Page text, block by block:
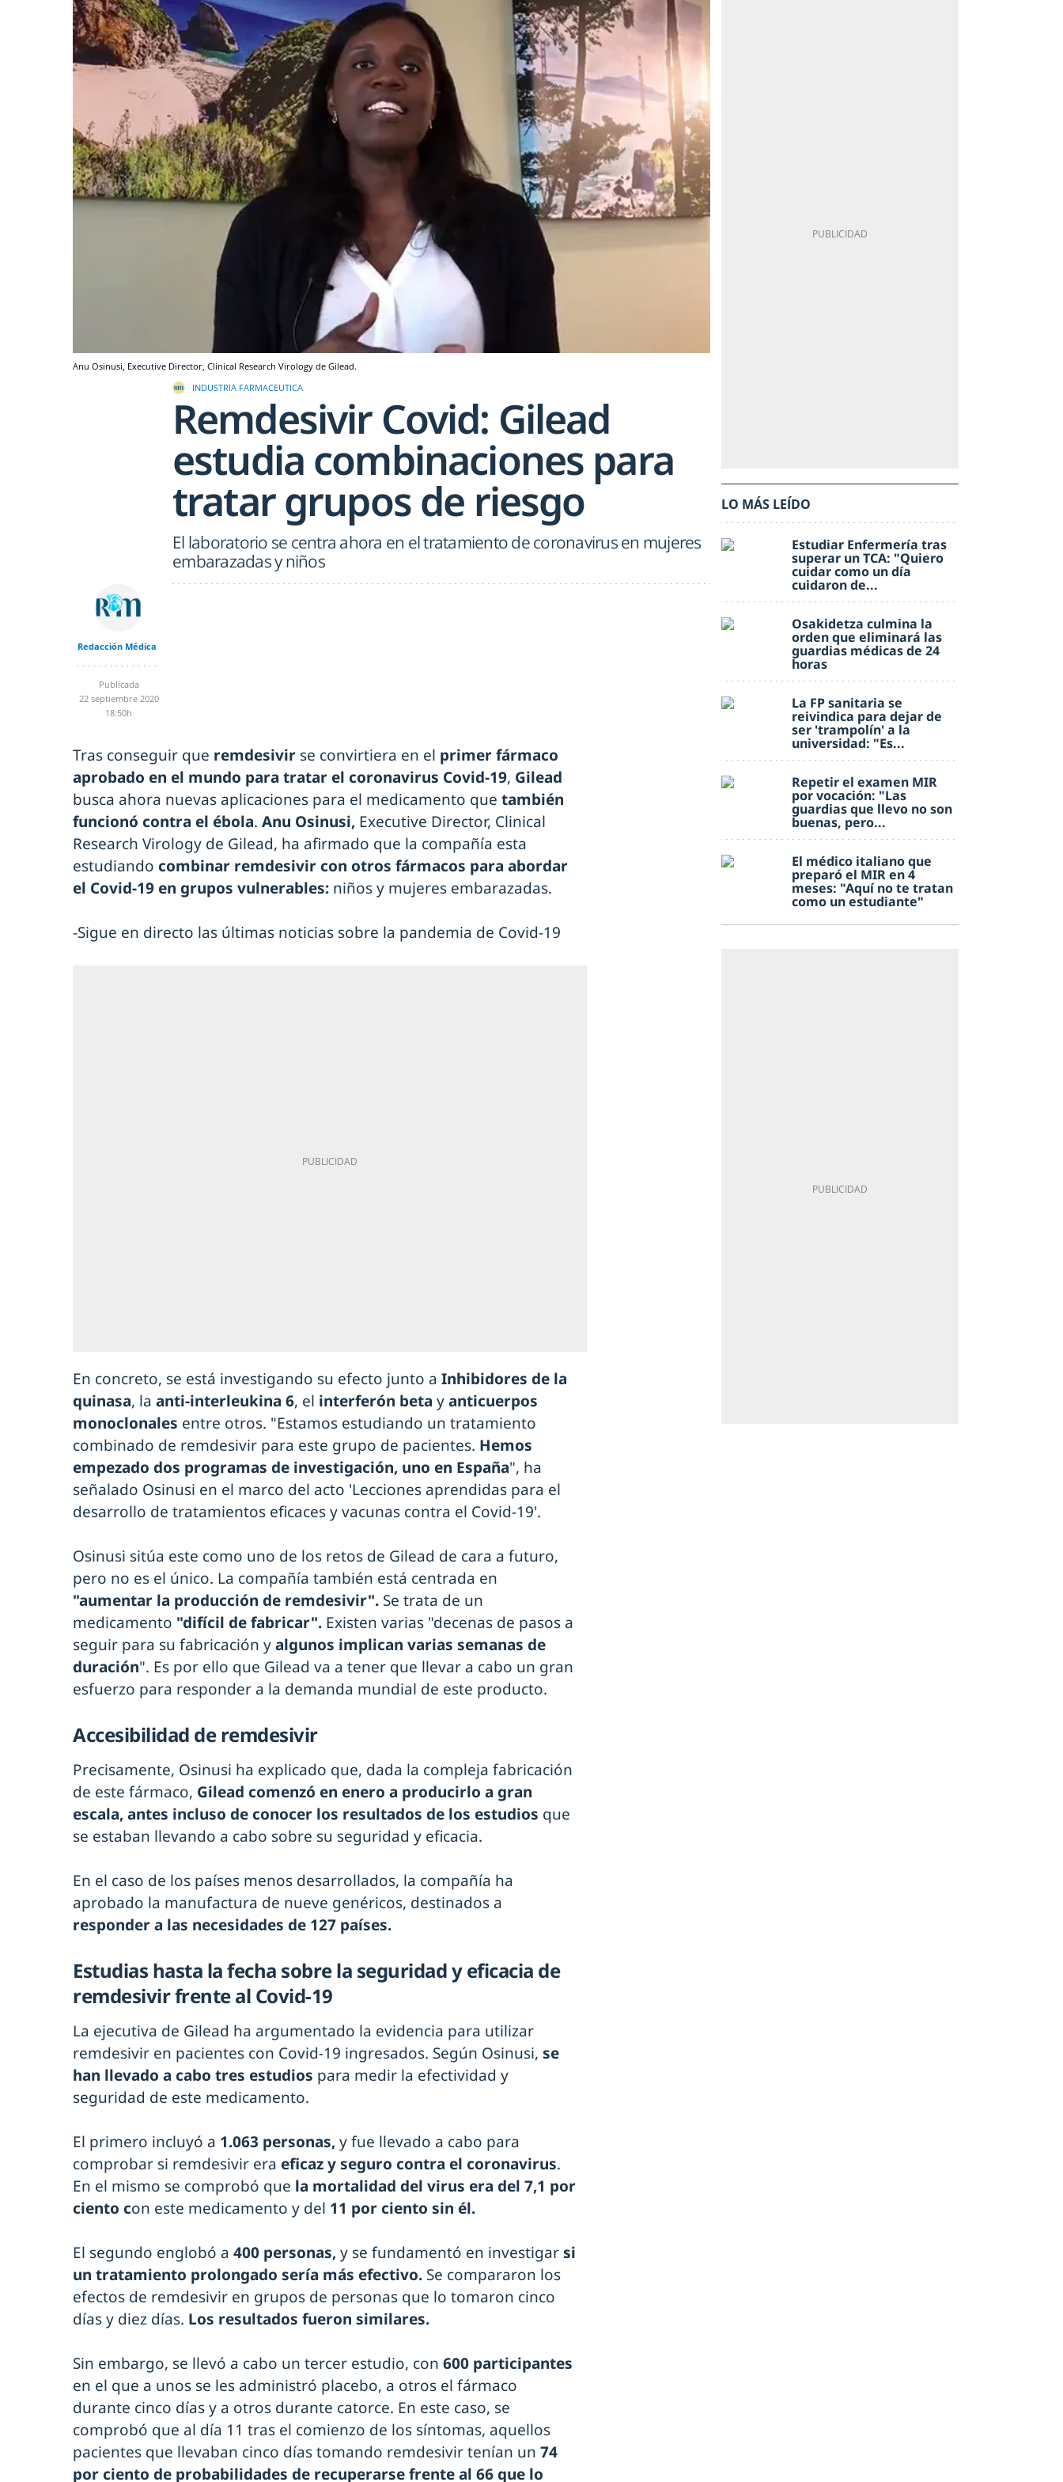
Anu Osinusi, Executive Director, Clinical Research Virology de Gilead.
INDUSTRIA FARMACEUTICA
Remdesivir Covid: Gilead
estudia combinaciones para
tratar grupos de riesgo
El laboratorio se centra ahora en el tratamiento de coronavirus en mujeres
embarazadas y niños
Redacción Médica
Publicada
22 septiembre 2020
18:50h
Tras conseguir que remdesivir se convirtiera en el primer fármaco
aprobado en el mundo para tratar el coronavirus Covid-19, Gilead
busca ahora nuevas aplicaciones para el medicamento que también
funcionó contra el ébola. Anu Osinusi, Executive Director, Clinical
Research Virology de Gilead, ha afirmado que la compañía esta
estudiando combinar remdesivir con otros fármacos para abordar
el Covid-19 en grupos vulnerables: niños y mujeres embarazadas.
-Sigue en directo las últimas noticias sobre la pandemia de Covid-19
En concreto, se está investigando su efecto junto a Inhibidores de la
quinasa, la anti-interleukina 6, el interferón beta yanticuerpos
monoclonales entre otros. "Estamos estudiando un tratamiento
combinado de remdesivir para este grupo de pacientes. Hemos
empezado dos programas de investigación, uno en España", ha
señalado Osinusi en el marco del acto 'Lecciones aprendidas para el
desarrollo de tratamientos eficaces y vacunas contra el Covid-19'.
Osinusi sitúa este como uno de los retos de Gilead de cara a futuro,
pero no es el único. La compañía también está centrada en
"aumentar la producción de remdesivir". Se trata de un
medicamento "difícil de fabricar". Existen varias "decenas de pasos a
seguir para su fabricación yalgunos implican varias semanas de
duración". Es por ello que Gilead va a tener que llevar a cabo un gran
esfuerzo para responder a la demanda mundial de este producto.
Accesibilidad de remdesivir
Precisamente, Osinusi ha explicado que, dada la compleja fabricación
de este fármaco, Gilead comenzó en enero a producirlo a gran
escala, antes incluso de conocer los resultados de los estudios que
se estaban llevando a cabo sobre su seguridad y eficacia.
En el caso de los países menos desarrollados, la compañía ha
aprobado la manufactura de nueve genéricos, destinados a
responder a las necesidades de 127 países.
Estudias hasta la fecha sobre la seguridad y eficacia de
remdesivir frente al Covid-19
La ejecutiva de Gilead ha argumentado la evidencia para utilizar
remdesivir en pacientes con Covid-19 ingresados. Según Osinusi, se
han llevado a cabo tres estudios para medir la efectividad y
seguridad de este medicamento.
El primero incluyó a 1.063 personas, y fue llevado a cabo para
comprobar si remdesivir era eficaz y seguro contra el coronavirus.
En el mismo se comprobó que la mortalidad del virus era del 7,1 por
ciento con este medicamento y del 11 por ciento sin él.
El segundo englobó a 400 personas, y se fundamentó en investigarsi
un tratamiento prolongado sería más efectivo. Se compararon los
efectos de remdesivir en grupos de personas que lo tomaron cinco
días y diez días. Los resultados fueron similares.
Sin embargo, se llevó a cabo un tercer estudio, con 600 participantes
en el que a unos se les administró placebo, a otros el fármaco
durante cinco días y a otros durante catorce. En este caso, se
comprobó que al día 11 tras el comienzo de los síntomas, aquellos
pacientes que llevaban cinco días tomando remdesivir tenían un 74
por ciento de probabilidades de recuperarse frente al 66 que lo
LO MÁS LEÍDO
Estudiar Enfermería tras
superar un TCA: "Quiero
cuidar como un día
cuidaron de...
Osakidetza culmina la
orden que eliminará las
guardias médicas de 24
horas
La FP sanitaria se
reivindica para dejar de
ser 'trampolín' a la
universidad: "Es...
Repetir el examen MIR
por vocación: "Las
guardias que llevo no son
buenas, pero...
El médico italiano que
preparó el MIR en 4
meses: "Aquí no te tratan
como un estudiante"